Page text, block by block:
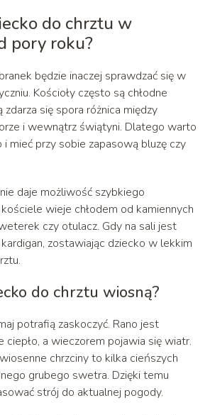
do chrztu w
pory roku?
będzie inaczej sprawdzać się w
Kościoły często są chłodne
się spora różnica między
i wewnątrz świątyni. Dlatego warto
mieć przy sobie zapasową bluzę czy
daje możliwość szybkiego
wieje chłodem od kamiennych
czy otulacz. Gdy na sali jest
zostawiając dziecko w lekkim
do chrztu wiosną?
potrafią zaskoczyć. Rano jest
ciepło, a wieczorem pojawia się wiatr.
chrzciny to kilka cieńszych
grubego swetra. Dzięki temu
strój do aktualnej pogody.